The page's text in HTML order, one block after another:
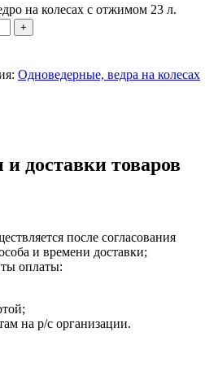
на колесах с отжимом 23 л.
Одноведерные, ведра на колесах
доставки товаров
после согласования
и времени доставки;
оплаты:
на р/с организации.